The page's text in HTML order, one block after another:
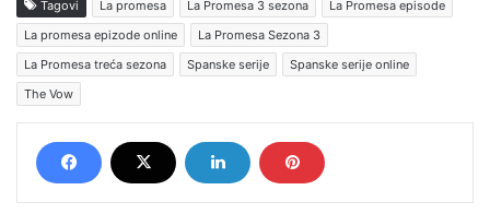
Tagovi La promesa La Promesa 3 sezona
La Promesa episode
La promesa epizode online
La Promesa Sezona 3
La Promesa treća sezona
Spanske serije
Spanske serije online
The Vow